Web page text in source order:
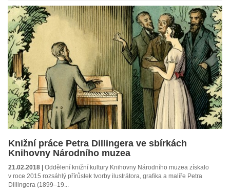
Knižní práce Petra Dillingera ve sbírkách
Knihovny Národního muzea
21.02.2018 | Oddělení knižní kultury Knihovny Národního muzea získalo
v roce 2015 rozsáhlý přírůstek tvorby ilustrátora, grafika a malíře Petra
Dillingera (1899–19...